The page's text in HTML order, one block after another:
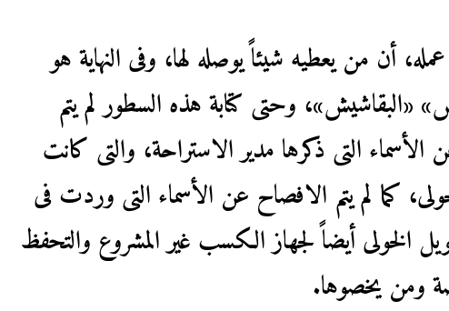
أن من يعطيه شيئاً يوصله لها، وفى النهاية هو
«البقاشيش»، وحتى كتابة هذه السطور لم يتم
التى ذكرها مدير الاستراحة، والتى كانت
كما لم يتم الافصاح عن الأسماء التى وردت فى
الخولى أيضاً لجهاز الكسب غير المشروع والتحفظ
ومن يخصوها.